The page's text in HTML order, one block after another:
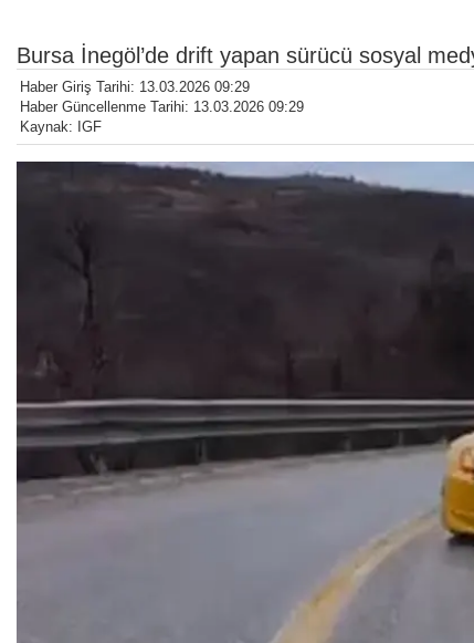
Bursa İnegöl’de drift yapan sürücü sosyal
Haber Giriş Tarihi: 13.03.2026 09:29
Haber Güncellenme Tarihi: 13.03.2026 09:29
Kaynak: IGF